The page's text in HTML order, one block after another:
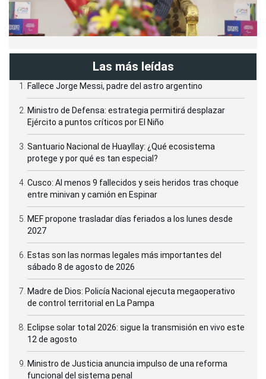
Las más leídas
Fallece Jorge Messi, padre del astro argentino
Ministro de Defensa: estrategia permitirá desplazar
Ejército a puntos críticos por El Niño
Santuario Nacional de Huayllay: ¿Qué ecosistema
protege y por qué es tan especial?
Cusco: Al menos 9 fallecidos y seis heridos tras choque
entre minivan y camión en Espinar
MEF propone trasladar días feriados a los lunes desde
2027
Estas son las normas legales más importantes del
sábado 8 de agosto de 2026
Madre de Dios: Policía Nacional ejecuta megaoperativo
de control territorial en La Pampa
Eclipse solar total 2026: sigue la transmisión en vivo este
12 de agosto
Ministro de Justicia anuncia impulso de una reforma
funcional del sistema penal